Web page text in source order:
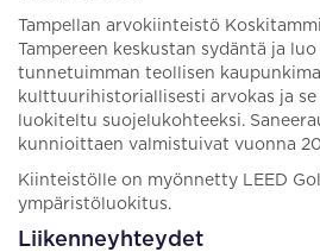
Tampellan arvokiinteistö
Tampereen keskustan sydäntä ja
tunnetuimman teollisen
kulttuurihistoriallisesti arvokas ja se
luokiteltu suojelukohteeksi.
kunnioittaen valmistuivat vuonna
Kiinteistölle on myönnetty LEED
ympäristöluokitus.
Liikenneyhteydet